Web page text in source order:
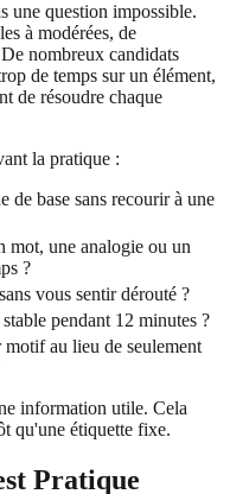
une question impossible.
à modérées, de
nombreux candidats
de temps sur un élément,
de résoudre chaque
la pratique :
de base sans recourir à une
mot, une analogie ou un
?
vous sentir dérouté ?
pendant 12 minutes ?
au lieu de seulement
information utile. Cela
qu'une étiquette fixe.
Pratique